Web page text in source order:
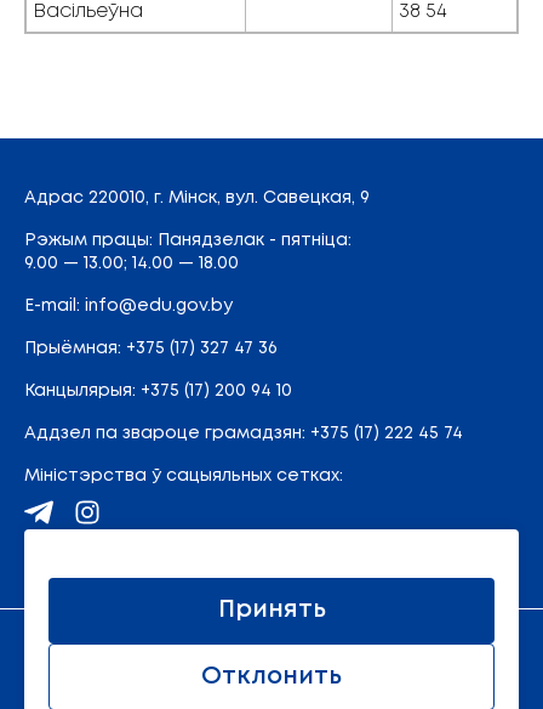
Васільеўна
38 54
Адрас 220010, г. Мінск, вул. Савецкая, 9
Рэжым працы: Панядзелак - пятніца:
9.00 — 13.00; 14.00 — 18.00
E-mail: info@edu.gov.by
Прыёмная: +375 (17) 327 47 36
Канцылярыя: +375 (17) 200 94 10
Аддзел па звароце грамадзян: +375 (17) 222 45 74
Міністэрства ў сацыяльных сетках:
© 2011 - 2026 Міністэрства адукацыі Рэспублікі
Отклонить
Принять